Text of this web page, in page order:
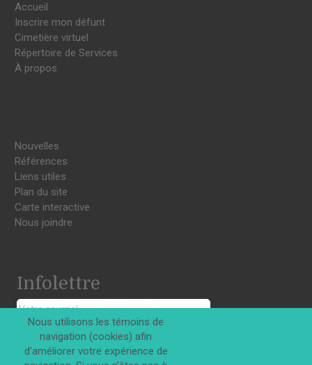
Accueil
Inscrire mon défunt
Cimetière virtuel
Répertoire de Services
À propos
Nouvelles
Références
Liens utiles
Plan du site
Carte interactive
Nous joindre
Infolettre
S'INSCRIRE
Nous utilisons les témoins de
navigation (cookies) afin
d'améliorer votre expérience de